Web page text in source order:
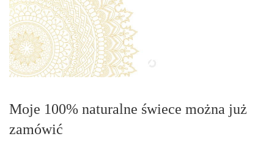
Moje 100% naturalne świece można już
zamówić